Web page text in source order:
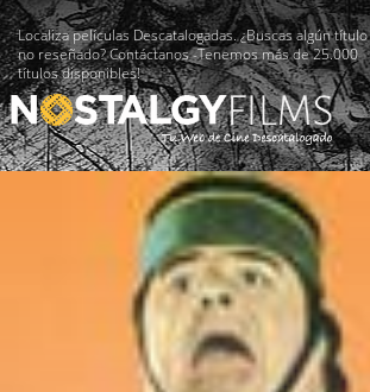
Localiza películas Descatalogadas. ¿Buscas algún título
no reseñado? Contáctanos -Tenemos más de 25.000
títulos disponibles!